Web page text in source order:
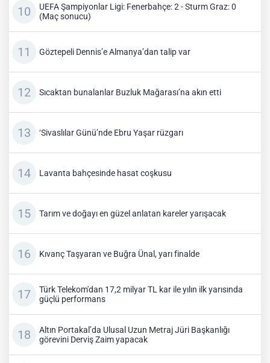
UEFA Şampiyonlar Ligi: Fenerbahçe: 2 - Sturm Graz: 0
(Maç sonucu)
Göztepeli Dennis’e Almanya’dan talip var
Sıcaktan bunalanlar Buzluk Mağarası’na akın etti
‘Sivaslılar Günü’nde Ebru Yaşar rüzgarı
Lavanta bahçesinde hasat coşkusu
Tarım ve doğayı en güzel anlatan kareler yarışacak
Kıvanç Taşyaran ve Buğra Ünal, yarı finalde
Türk Telekom'dan 17,2 milyar TL kar ile yılın ilk yarısında
güçlü performans
Altın Portakal’da Ulusal Uzun Metraj Jüri Başkanlığı
görevini Derviş Zaim yapacak